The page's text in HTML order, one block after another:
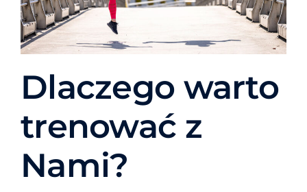
Dlaczego warto
trenować z
Nami?